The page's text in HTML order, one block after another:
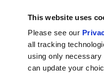
This website uses
Please see our
all tracking
using only
can update your